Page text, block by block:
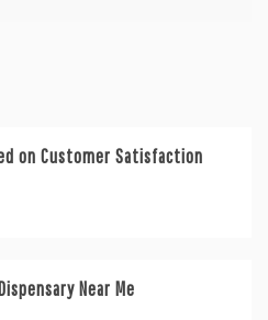
on Customer Satisfaction
Near Me